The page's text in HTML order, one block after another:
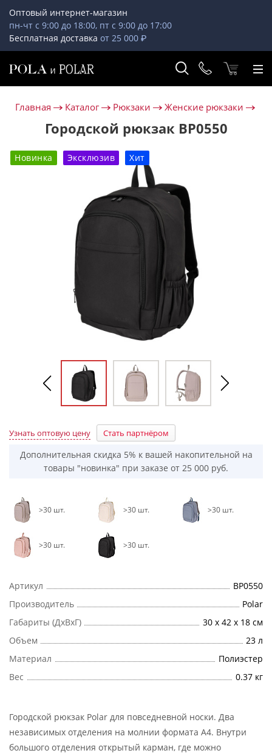
Оптовый интернет-магазин
пн-чт с 9:00 до 18:00, пт с 9:00 до 17:00
Бесплатная доставка от 25 000 ₽
Главная Каталог Рюкзаки Женские рюкзаки
Городской рюкзак ВР0550
Новинка Эксклюзив Хит
Узнать оптовую цену Стать партнёром
Дополнительная скидка 5% к вашей накопительной на
товары "новинка" при заказе от 25 000 руб.
>30 шт. >30 шт. >30 шт.
>30 шт. >30 шт.
Артикул
ВР0550
Производитель
Polar
Габариты (ДхВхГ)
30 х 42 х 18 см
Объем
23 л
Материал
Полиэстер
Вес
0.37 кг
Городской рюкзак Polar для повседневной носки. Два
независимых отделения на молнии формата А4. Внутри
большого отделения открытый карман, где можно